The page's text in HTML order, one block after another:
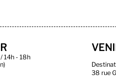
14h - 18h
38 rue